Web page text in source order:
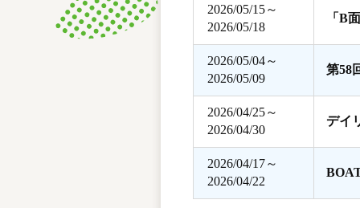
2026/05/15～
2026/05/18
「B
2026/05/04～
2026/05/09
第58
2026/04/25～
2026/04/30
デイ
2026/04/17～
2026/04/22